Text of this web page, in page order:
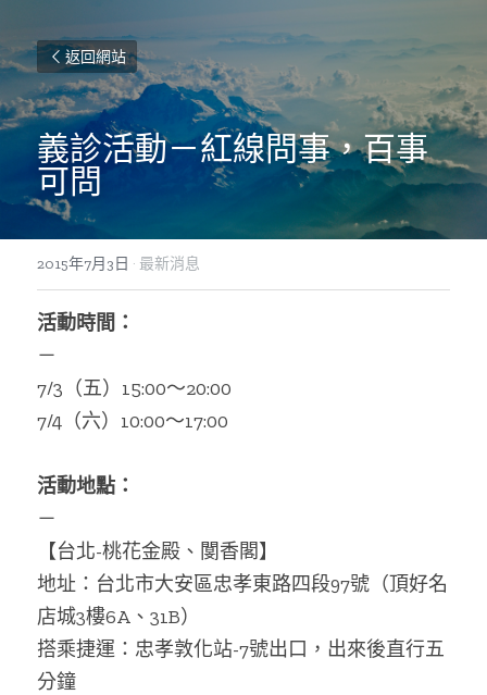
返回網站
義診活動－紅線問事，百事
可問
2015年7月3日 · 最新消息
活動時間：
－
7/3（五）15:00～20:00
7/4（六）10:00～17:00
活動地點：
－
【台北-桃花金殿、閺香閣】
地址：台北市大安區忠孝東路四段97號（頂好名
店城3樓6A、31B）
搭乘捷運：忠孝敦化站-7號出口，出來後直行五
分鐘